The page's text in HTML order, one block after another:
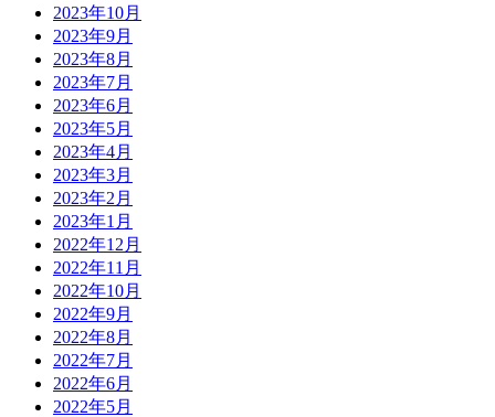
2023年10月
2023年9月
2023年8月
2023年7月
2023年6月
2023年5月
2023年4月
2023年3月
2023年2月
2023年1月
2022年12月
2022年11月
2022年10月
2022年9月
2022年8月
2022年7月
2022年6月
2022年5月